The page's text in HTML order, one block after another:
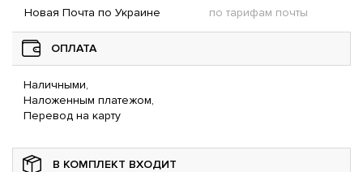
Новая Почта по Украине по тарифам почты
ОПЛАТА
Наличными,
Наложенным платежом,
Перевод на карту
В КОМПЛЕКТ ВХОДИТ